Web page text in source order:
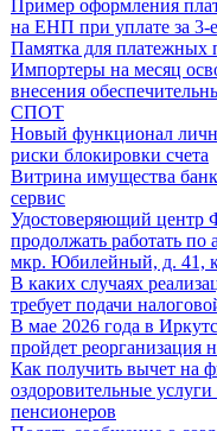
Пример оформления
на ЕНП при уплате за 3-
Памятка для платежных
Импортеры на месяц
внесения
СПОТ
Новый функционал
риски блокировки счета
Витрина имущества
сервис
Удостоверяющий центр
продолжать работать по
мкр. Юбилейный, д. 41,
В каких случаях
требует подачи
В мае 2026 года в
пройдет реорганизация
Как получить вычет на
оздоровительные услуги
пенсионеров